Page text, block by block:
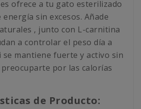
ofrece a tu gato esterilizado
sin excesos. Añade
, junto con L-carnitina
a controlar el peso día a
se mantiene fuerte y activo sin
por las calorías
de Producto: